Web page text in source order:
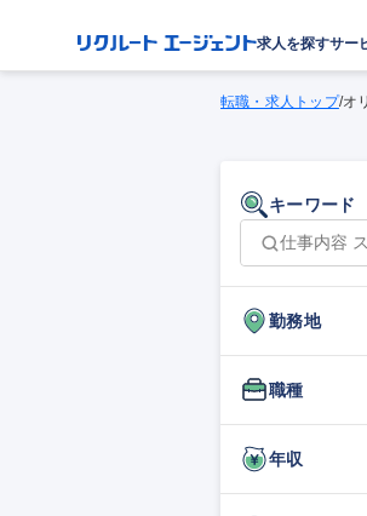
求人を探すサー
転職・求人トップ/オ
キーワード
勤務地
職種
年収